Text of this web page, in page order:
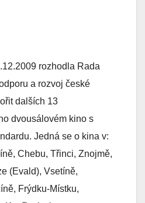
rozhodla Rada
a rozvoj české
dalších 13
dvousálovém kino s
Jedná se o kina v:
Chebu, Třinci, Znojmě,
(Evald), Vsetíně,
Frýdku-Místku,